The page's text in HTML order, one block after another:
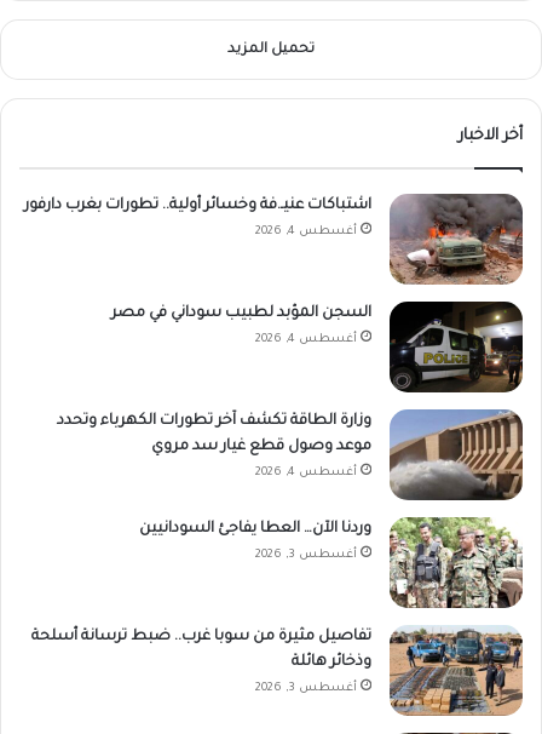
تحميل المزيد
أخر الاخبار
اشتباكات عنيـ.فة وخسائر أولية.. تطورات بغرب دارفور
أغسطس 4, 2026
السجن المؤبد لطبيب سوداني في مصر
أغسطس 4, 2026
وزارة الطاقة تكشف آخر تطورات الكهرباء وتحدد
موعد وصول قطع غيار سد مروي
أغسطس 4, 2026
وردنا الآن… العطا يفاجئ السودانيين
أغسطس 3, 2026
تفاصيل مثيرة من سوبا غرب.. ضبط ترسانة أسلحة
وذخائر هائلة
أغسطس 3, 2026